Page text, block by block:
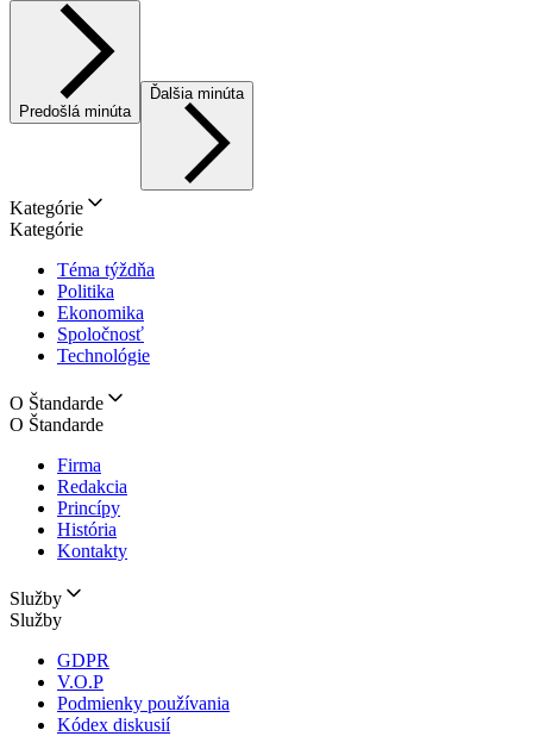
Predošlá minúta
Ďalšia minúta
Kategórie
Kategórie
Téma týždňa
Politika
Ekonomika
Spoločnosť
Technológie
O Štandarde
O Štandarde
Firma
Redakcia
Princípy
História
Kontakty
Služby
Služby
GDPR
V.O.P
Podmienky používania
Kódex diskusií